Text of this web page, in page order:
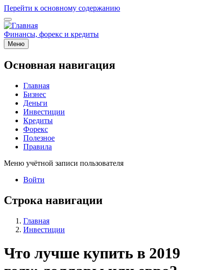
Перейти к основному содержанию
Финансы, форекс и кредиты
Меню
Основная навигация
Главная
Бизнес
Деньги
Инвестиции
Кредиты
Форекс
Полезное
Правила
Меню учётной записи пользователя
Войти
Строка навигации
Главная
Инвестиции
Что лучше купить в 2019